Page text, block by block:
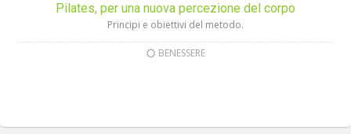
Pilates, per una nuova percezione del corpo
Principi e obiettivi del metodo.
BENESSERE